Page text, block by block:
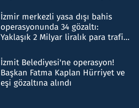
İzmir merkezli yasa dışı bahis
operasyonunda 34 gözaltı:
Yaklaşık 2 Milyar liralık para trafiği
İzmit Belediyesi'ne operasyon!
Başkan Fatma Kaplan Hürriyet ve
eşi gözaltına alındı